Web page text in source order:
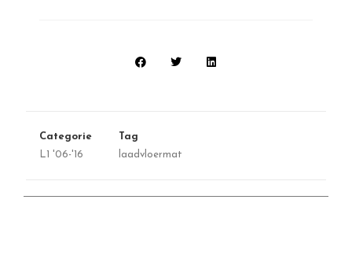
Categorie
L1 '06-'16
Tag
laadvloermat